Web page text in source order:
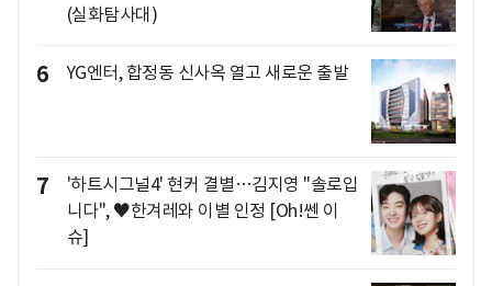
(실화탐사대)
6 YG엔터, 합정동 신사옥 열고 새로운 출발
7
'하트시그널4' 현커 결별…김지영 "솔로입
니다", ♥한겨레와 이별 인정 [Oh!쎈 이
슈]